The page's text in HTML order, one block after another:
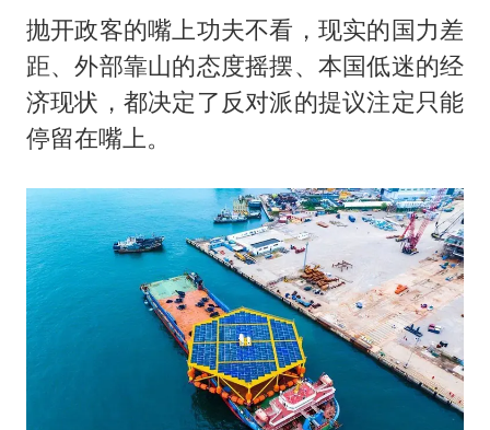
抛开政客的嘴上功夫不看，现实的国力差
距、外部靠山的态度摇摆、本国低迷的经
济现状，都决定了反对派的提议注定只能
停留在嘴上。